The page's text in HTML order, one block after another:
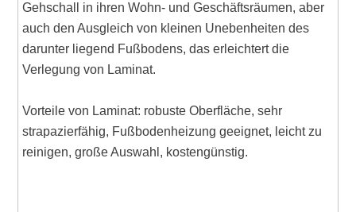
Gehschall in ihren Wohn- und Geschäftsräumen, aber
auch den Ausgleich von kleinen Unebenheiten des
darunter liegend Fußbodens, das erleichtert die
Verlegung von Laminat.
Vorteile von Laminat: robuste Oberfläche, sehr
strapazierfähig, Fußbodenheizung geeignet, leicht zu
reinigen, große Auswahl, kostengünstig.